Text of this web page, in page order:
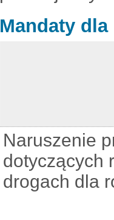
Mandaty
Naruszenie
dotyczących
drogach dla